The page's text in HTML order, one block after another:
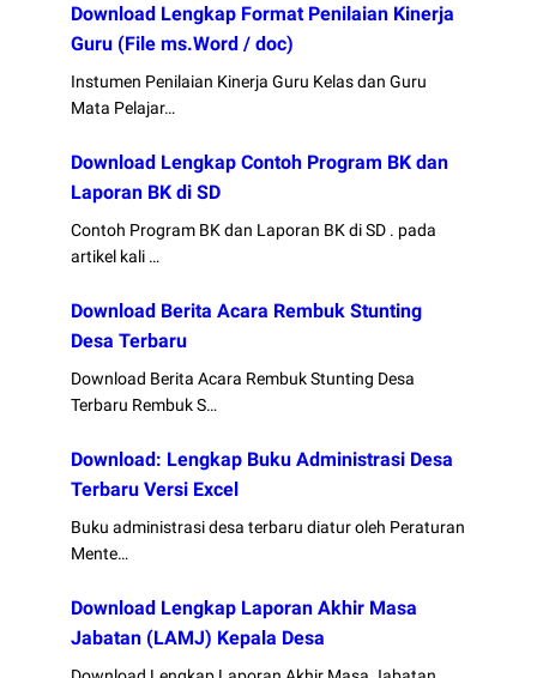
Download Lengkap Format Penilaian Kinerja
Guru (File ms.Word / doc)
Instumen Penilaian Kinerja Guru Kelas dan Guru
Mata Pelajar…
Download Lengkap Contoh Program BK dan
Laporan BK di SD
Contoh Program BK dan Laporan BK di SD . pada
artikel kali …
Download Berita Acara Rembuk Stunting
Desa Terbaru
Download Berita Acara Rembuk Stunting Desa
Terbaru Rembuk S…
Download: Lengkap Buku Administrasi Desa
Terbaru Versi Excel
Buku administrasi desa terbaru diatur oleh Peraturan
Mente…
Download Lengkap Laporan Akhir Masa
Jabatan (LAMJ) Kepala Desa